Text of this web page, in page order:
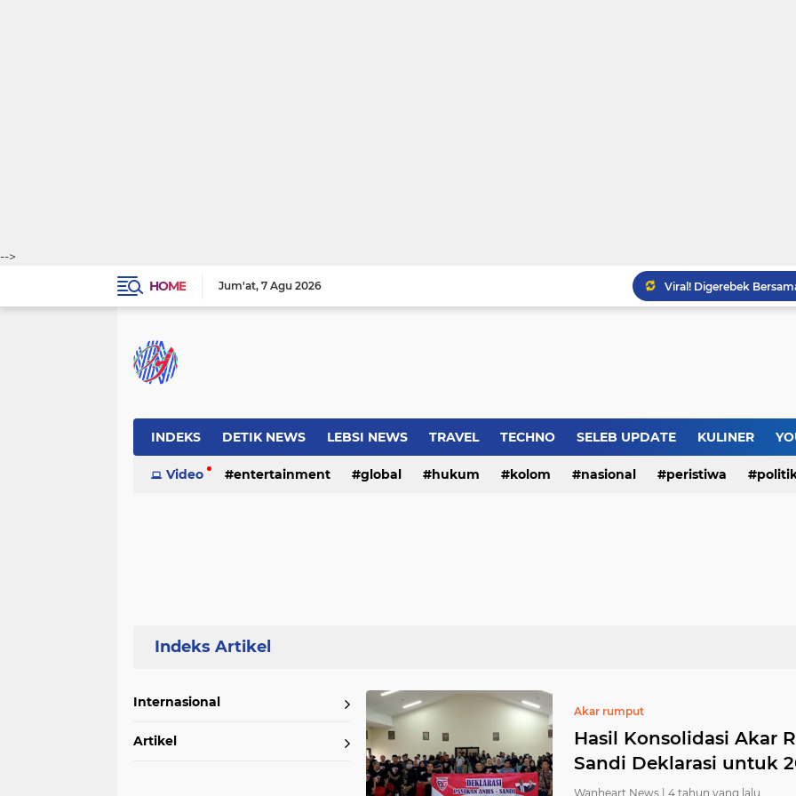
-->
HOME
Jum'at 7 Agu 2026
Video Lengkap “Yank
INDEKS DETIK NEWS LEBSI NEWS TRAVEL TECHNO SELEB UPDATE KULINER
Video entertainment global hukum kolom nasional peristiwa
Internasional
Artikel
Akar rumput
Hasil Konsolidasi Akar
Sandi Deklarasi untuk
Wanheart News | 4 tahun yang lalu